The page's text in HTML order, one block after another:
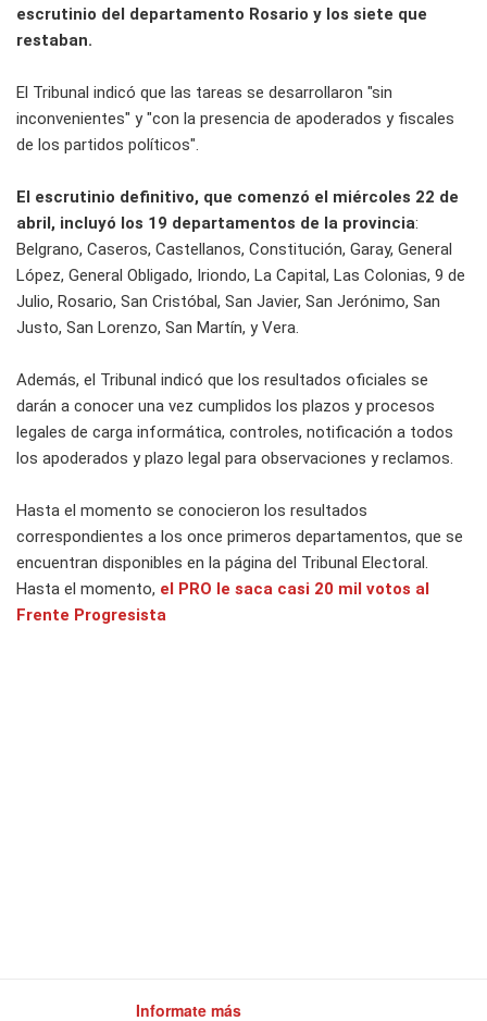
escrutinio del departamento Rosario y los siete que
restaban.
El Tribunal indicó que las tareas se desarrollaron "sin
inconvenientes" y "con la presencia de apoderados y fiscales
de los partidos políticos".
El escrutinio definitivo, que comenzó el miércoles 22 de
abril, incluyó los 19 departamentos de la provincia:
Belgrano, Caseros, Castellanos, Constitución, Garay, General
López, General Obligado, Iriondo, La Capital, Las Colonias, 9 de
Julio, Rosario, San Cristóbal, San Javier, San Jerónimo, San
Justo, San Lorenzo, San Martín, y Vera.
Además, el Tribunal indicó que los resultados oficiales se
darán a conocer una vez cumplidos los plazos y procesos
legales de carga informática, controles, notificación a todos
los apoderados y plazo legal para observaciones y reclamos.
Hasta el momento se conocieron los resultados
correspondientes a los once primeros departamentos, que se
encuentran disponibles en la página del Tribunal Electoral.
Hasta el momento, el PRO le saca casi 20 mil votos al
Frente Progresista
Informate más